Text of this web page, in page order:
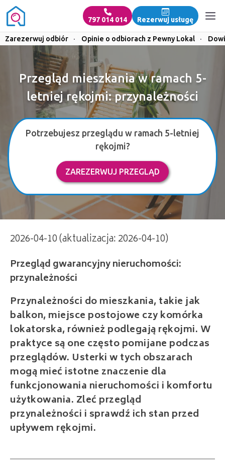
797 014 014 Rezerwuj usługę
Zarezerwuj odbiór · Opinie o odbiorach z Pewny Lokal ·
Przegląd mieszkania w ramach 5-
letniej rękojmi: przynależności
Potrzebujesz przeglądu w ramach 5-letniej
rękojmi?
ZAREZERWUJ PRZEGLĄD
2026-04-10 (aktualizacja: 2026-04-10)
Przegląd gwarancyjny nieruchomości:
Przynależności do mieszkania, takie jak
balkon, miejsce postojowe czy komórka
lokatorska, również podlegają rękojmi. W
praktyce są one często pomijane podczas
przeglądów. Usterki w tych obszarach
mogą mieć istotne znaczenie dla
funkcjonowania nieruchomości i komfortu
użytkowania. Zleć przegląd
przynależności i sprawdź ich stan przed
upływem rękojmi.